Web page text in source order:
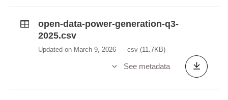
open-data-power-generation-q3-
2025.csv
Updated on March 9, 2026 csv (11.7KB)
See metadata